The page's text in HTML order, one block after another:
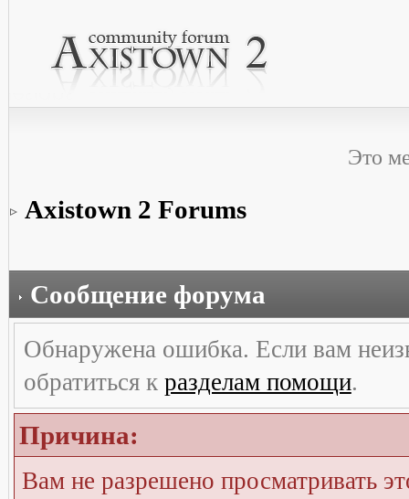
Это
Axistown 2 Forums
Сообщение форума
Обнаружена ошибка. Если вам
обратиться к разделам помощи.
Причина:
Вам не разрешено просматривать